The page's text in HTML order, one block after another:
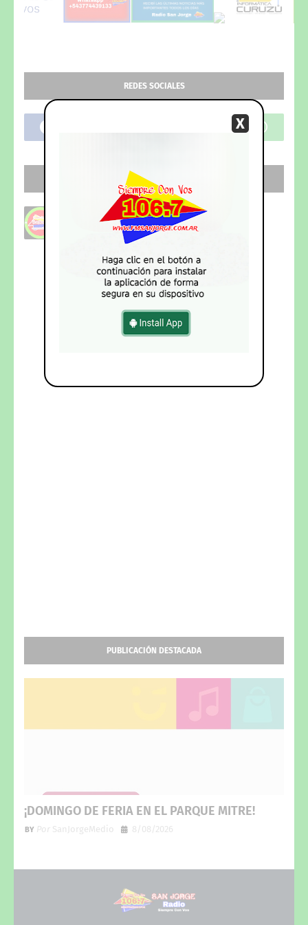
REDES SOCIALES
SEGUI NUESTRO CANAL
PUBLICACIÓN DESTACADA
¡DOMINGO DE FERIA EN EL PARQUE MITRE!
Por SanJorgeMedio 8/08/2026
X